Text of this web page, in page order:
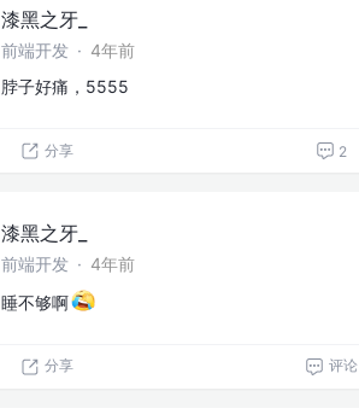
漆黑之牙_
前端开发 · 4年前
脖子好痛，5555
分享 2
漆黑之牙_
前端开发 · 4年前
睡不够啊
分享 评论